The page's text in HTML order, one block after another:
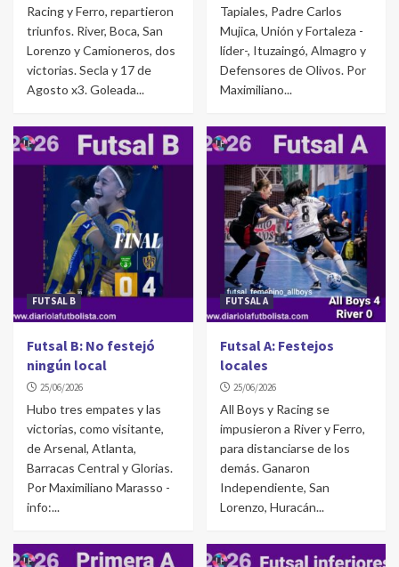
Racing y Ferro, repartieron
triunfos. River, Boca, San
Lorenzo y Camioneros, dos
victorias. Secla y 17 de
Agosto x3. Goleada...
Tapiales, Padre Carlos
Mujica, Unión y Fortaleza -
líder-, Ituzaingó, Almagro y
Defensores de Olivos. Por
Maximiliano...
FUTSAL B
Futsal B: No festejó
ningún local
25/06/2026
Hubo tres empates y las
victorias, como visitante,
de Arsenal, Atlanta,
Barracas Central y Glorias.
Por Maximiliano Marasso -
info:...
FUTSAL A
Futsal A: Festejos
locales
25/06/2026
All Boys y Racing se
impusieron a River y Ferro,
para distanciarse de los
demás. Ganaron
Independiente, San
Lorenzo, Huracán...